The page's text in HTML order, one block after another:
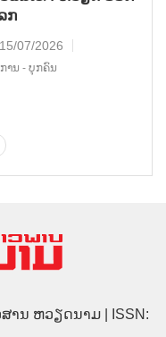
ກ
15/07/2026
ານ - ບຸກຄົນ
ານ ຫວຽດນາມ | ISSN: